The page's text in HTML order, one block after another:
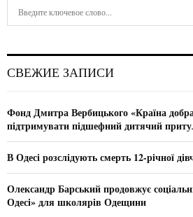
h
o
r
СВЕЖИЕ ЗАПИСИ
Фонд Дмитра Вербицького «Країна
підтримувати підшефний дитячий
В Одесі розслідують смерть 12-річної
Олександр Барський продовжує
Одесі» для школярів Одещини